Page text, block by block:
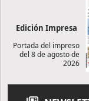
Edición Impresa
Portada del impreso
del 8 de agosto de
2026